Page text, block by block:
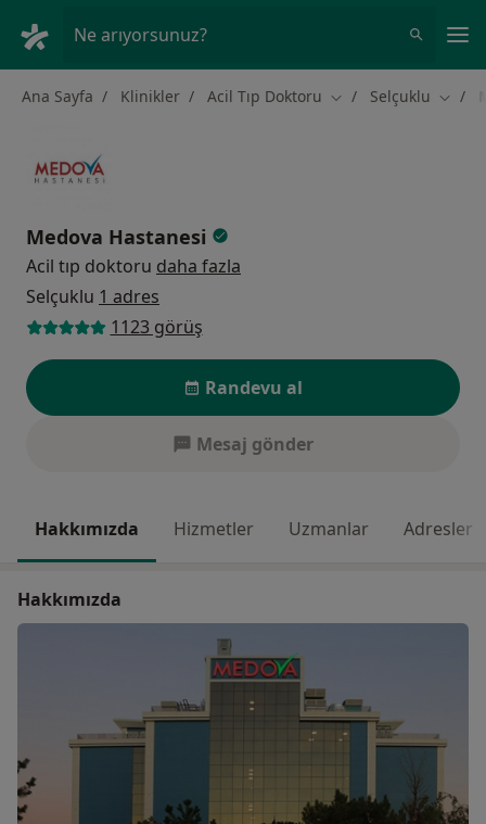
Ne arıyorsunuz?
Ana Sayfa Klinikler Acil Tıp Doktoru Şehir değiştir
Selçuklu Şehir
Medova Hastanesi
Acil tıp doktoru daha fazla
Selçuklu 1 adres
1123 görüş
Randevu al
Mesaj gönder
Hakkımızda Hizmetler Uzmanlar Adresler
Hakkımızda